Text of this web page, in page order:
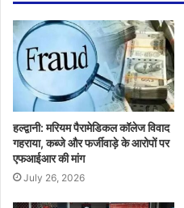
हल्द्वानी: मरियम पैरामेडिकल कॉलेज विवाद
गहराया, कब्जे और फर्जीवाड़े के आरोपों पर
एफआईआर की मांग
July 26, 2026